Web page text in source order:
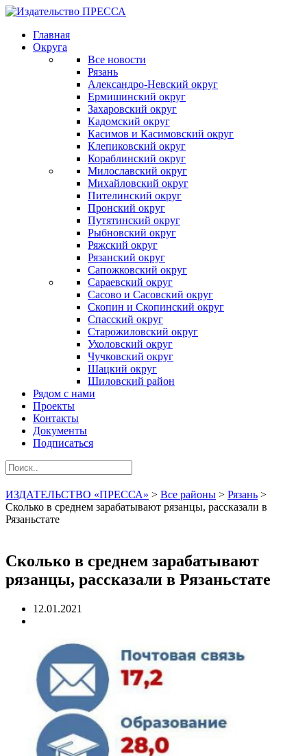
Главная
Округа
Все новости
Рязань
Александро-Невский округ
Ермишинский округ
Захаровский округ
Кадомский округ
Касимов и Касимовский округ
Клепиковский округ
Кораблинский округ
Милославский округ
Михайловский округ
Пителинский округ
Пронский округ
Путятинский округ
Рыбновский округ
Ряжский округ
Рязанский округ
Сапожковский округ
Сараевский округ
Сасово и Сасовский округ
Скопин и Скопинский округ
Спасский округ
Старожиловский округ
Ухоловский округ
Чучковский округ
Шацкий округ
Шиловский район
Рядом с нами
Проекты
Контакты
Документы
Подписаться
ИЗДАТЕЛЬСТВО «ПРЕССА» > Все районы > Рязань >
Сколько в среднем зарабатывают рязанцы, рассказали в
Рязаньстате
Сколько в среднем зарабатывают
рязанцы, рассказали в Рязаньстате
12.01.2021